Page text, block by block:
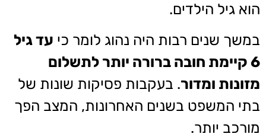
הוא גיל הילדים.
במשך שנים רבות היה נהוג לומר כי עד גיל
6 קיימת חובה ברורה יותר לתשלום
מזונות ומדור. בעקבות פסיקות שונות של
בתי המשפט בשנים האחרונות, המצב הפך
מורכב יותר.